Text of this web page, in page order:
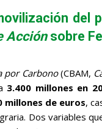
del
Acciónsobre
por Carbono(CBAM,
3.400 millones en
millones de euros,
Dos variables